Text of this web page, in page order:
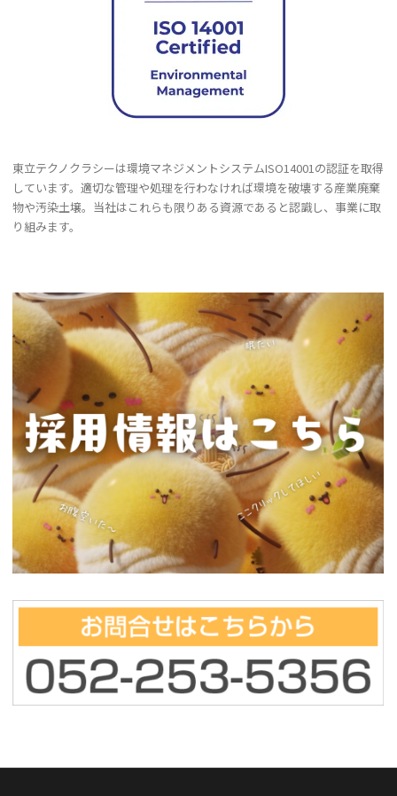
東立テクノクラシーは環境マネジメントシステムISO14001の認証を取得
しています。適切な管理や処理を行わなければ環境を破壊する産業廃棄
物や汚染土壌。当社はこれらも限りある資源であると認識し、事業に取
り組みます。